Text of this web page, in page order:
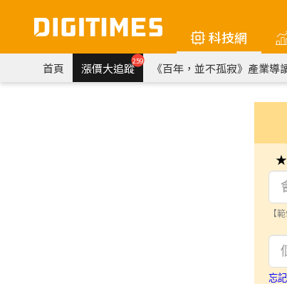
科技網
首頁 漲價大追蹤259 《百年，並不孤寂》產業導
★
【
忘